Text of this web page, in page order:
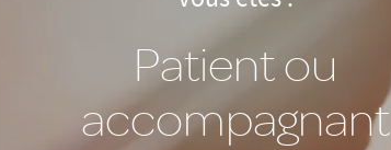
Patient ou
accompagnant